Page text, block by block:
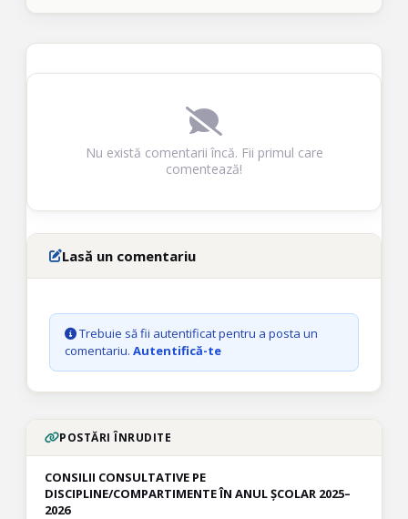
Nu există comentarii încă. Fii primul care
comentează!
Lasă un comentariu
Trebuie să fii autentificat pentru a posta un
comentariu. Autentifică-te
POSTĂRI ÎNRUDITE
CONSILII CONSULTATIVE PE
DISCIPLINE/COMPARTIMENTE ÎN ANUL ȘCOLAR 2025–
2026